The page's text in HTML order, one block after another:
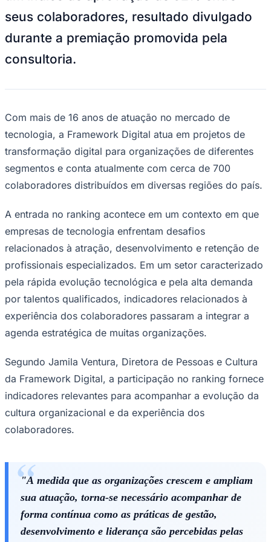
NFL
UFC
Tênis (ATP)
MLB
Vôlei
Competições de Futebol
Brasileirão Série A
Brasileirão Série B
Paulistão
Libertadores
Copa América
Champions League
Premier League
Bundesliga
Mundial 2026
Times - Ir direto
seus colaboradores, resultado divulgado
durante a premiação promovida pela
consultoria.
Com mais de 16 anos de atuação no mercado de
tecnologia, a Framework Digital atua em projetos de
transformação digital para organizações de diferentes
segmentos e conta atualmente com cerca de 700
colaboradores distribuídos em diversas regiões do país.
A entrada no ranking acontece em um contexto em que
empresas de tecnologia enfrentam desafios
relacionados à atração, desenvolvimento e retenção de
profissionais especializados. Em um setor caracterizado
pela rápida evolução tecnológica e pela alta demanda
por talentos qualificados, indicadores relacionados à
experiência dos colaboradores passaram a integrar a
agenda estratégica de muitas organizações.
Segundo Jamila Ventura, Diretora de Pessoas e Cultura
da Framework Digital, a participação no ranking fornece
indicadores relevantes para acompanhar a evolução da
cultura organizacional e da experiência dos
colaboradores.
"À medida que as organizações crescem e ampliam
sua atuação, torna-se necessário acompanhar de
forma contínua como as práticas de gestão,
desenvolvimento e liderança são percebidas pelas